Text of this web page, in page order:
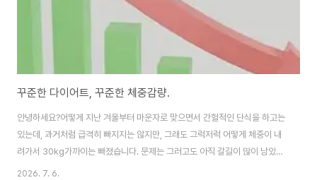
꾸준한 다이어트, 꾸준한 체중감량.
안녕하세요?어떻게 지난 겨울부터 마운자로 맞으면서 간헐적인 단식을 하고는
있는데, 과거처럼 급격히 빠지지는 않지만, 그래도 그럭저럭 어떻게 체중이 내
려가서 30kg가까이는 빠졌습니다. 문제는 그러고도 아직 갈길이 많이 남았고,
여전히 BMI지수는 40을 넘어가는 심각한 상황이기는 합니다.그래도 희소식
2026. 7. 6.